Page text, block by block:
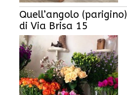
Quell’angolo (parigino)
di Via Brisa 15